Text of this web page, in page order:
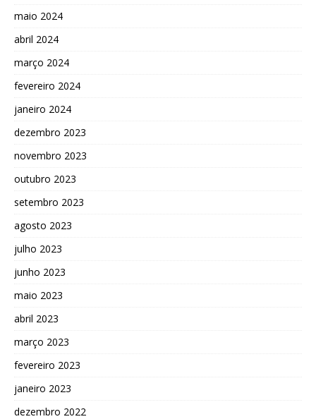
maio 2024
abril 2024
março 2024
fevereiro 2024
janeiro 2024
dezembro 2023
novembro 2023
outubro 2023
setembro 2023
agosto 2023
julho 2023
junho 2023
maio 2023
abril 2023
março 2023
fevereiro 2023
janeiro 2023
dezembro 2022